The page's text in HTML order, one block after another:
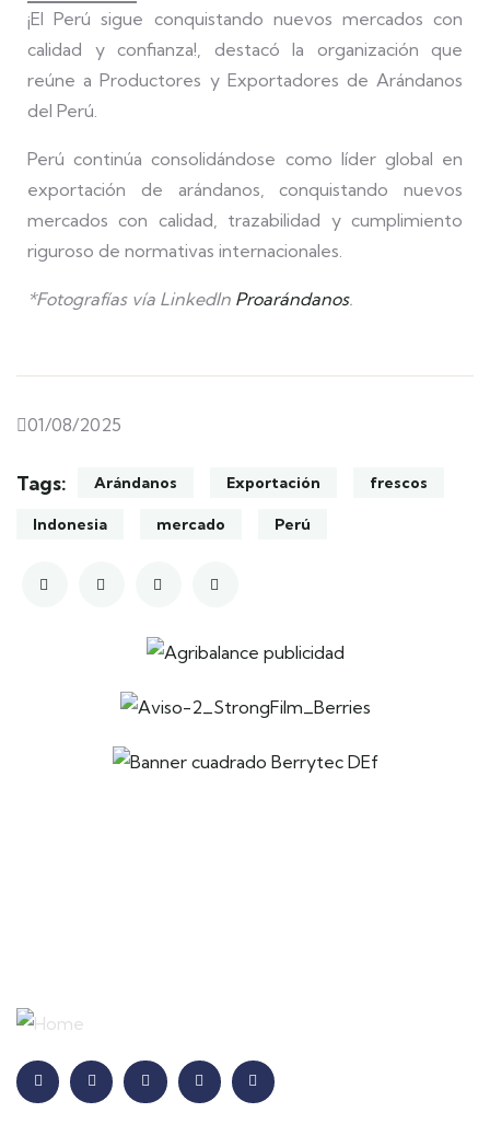
¡El Perú sigue conquistando nuevos mercados con
calidad y confianza!, destacó la organización que
reúne a Productores y Exportadores de Arándanos
del Perú.
Perú continúa consolidándose como líder global en
exportación de arándanos, conquistando nuevos
mercados con calidad, trazabilidad y cumplimiento
riguroso de normativas internacionales.
*Fotografías vía LinkedIn Proarándanos.
01/08/2025
Tags: Arándanos Exportación frescos
Indonesia mercado Perú